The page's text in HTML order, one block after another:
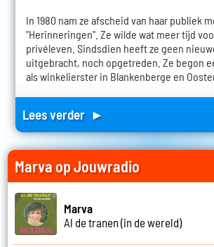
In 1980 nam ze afscheid van haar publiek
"Herinneringen". Ze wilde wat meer tijd
privéleven. Sindsdien heeft ze geen
uitgebracht, noch opgetreden. Ze begon
als winkelierster in Blankenberge en
Lees verder ►
Marva op Jouwradio
Marva
Al de tranen (in de wereld)